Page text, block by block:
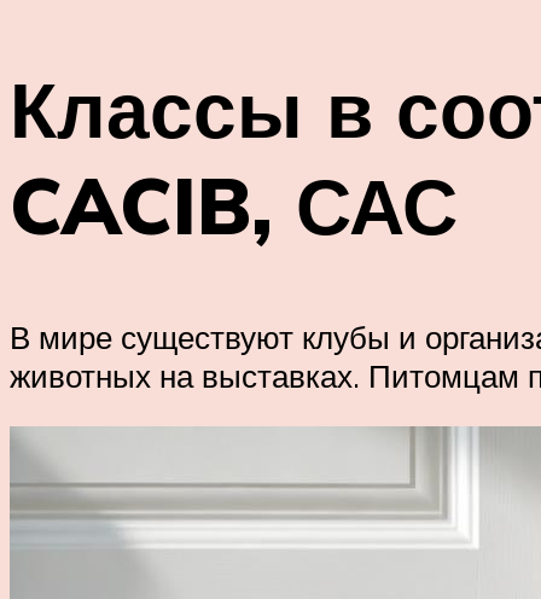
Классы в
CACIB, САС
В мире существуют клубы и
животных на выставках. Питомцам